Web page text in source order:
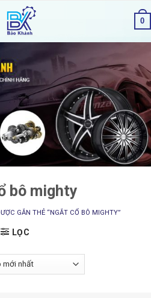
0
bô mighty
GẮN THẺ “NGẮT CỔ BÔ MIGHTY”
LỌC